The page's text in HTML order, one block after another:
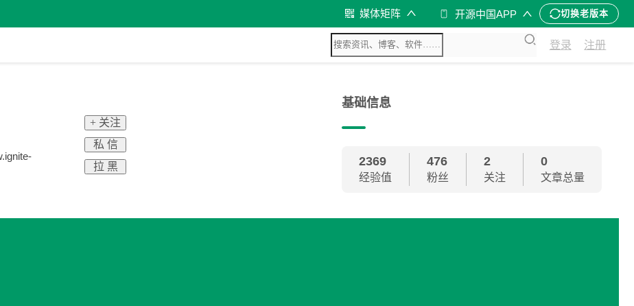
媒体矩阵 开源中国APP 切换老版本
登录 注册
+ 关注
私 信
拉 黑
基础信息
2369
经验值
476
粉丝
2
关注
0
文章总量